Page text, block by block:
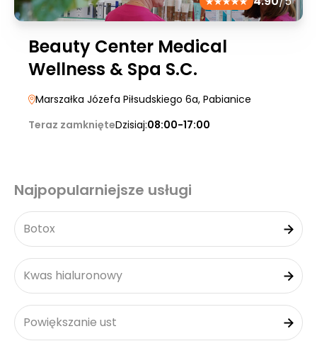
Beauty Center Medical
Wellness & Spa S.C.
Marszałka Józefa Piłsudskiego 6a, Pabianice
Teraz zamknięteDzisiaj:08:00-17:00
Najpopularniejsze usługi
Botox
Kwas hialuronowy
Powiększanie ust